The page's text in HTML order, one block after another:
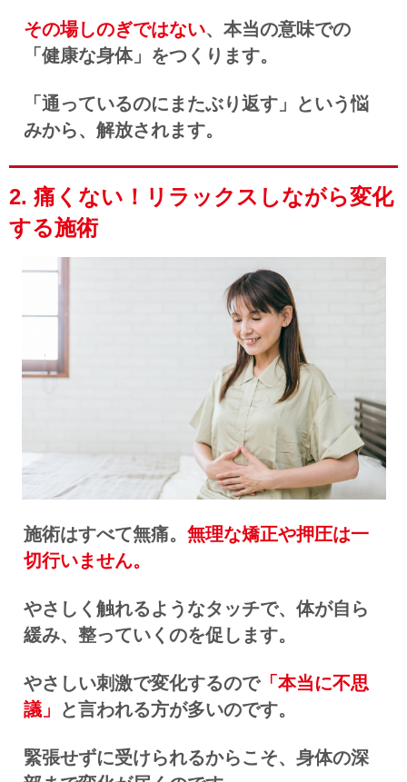
その場しのぎではない、本当の意味での
「健康な身体」をつくります。
「 通っているのにまたぶり返す」という悩
みから、解放されます。
2. 痛くない！リラックスしながら変化
する施術
施術はすべて無痛。 無理な矯正や押圧は一
切行いません。
やさしく触れるようなタッチで、体が自ら
緩み、整っていくのを促します。
やさしい刺激で変化するので「本当に不思
議」
と言われる方が多いのです。
緊張せずに受けられるからこそ、身体の深